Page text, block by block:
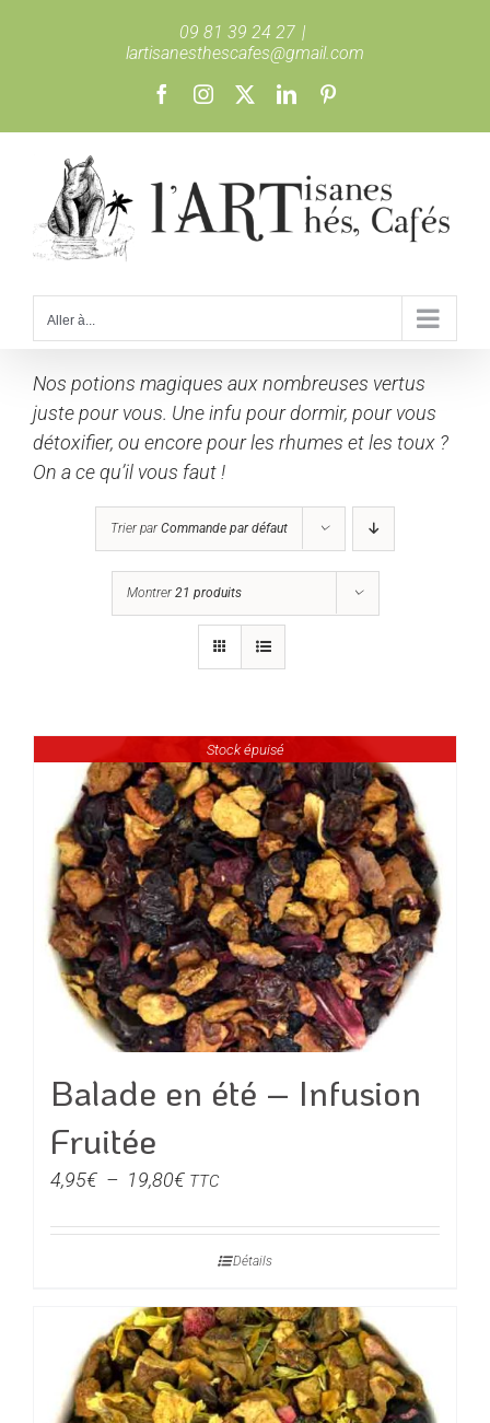
09 81 39 24 27 |
lartisanesthescafes@gmail.com
FacebookInstagram LinkedIn
Aller à...
Nos potions magiques aux nombreuses vertus
juste pour vous. Une infu pour dormir, pour vous
détoxifier, ou encore pour les rhumes et les toux ?
On a ce qu’il vous faut !
Trier parCommande par défaut
Montrer21 produits
Stock épuisé
Balade en été – Infusion
Fruitée
4,95€ – 19,80€Plage
prix :
4,95€
19,80€
TTC
Détails